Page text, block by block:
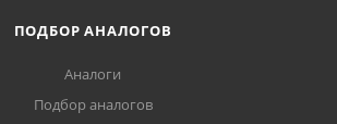
ПОДБОР АНАЛОГОВ
Аналоги
Подбор аналогов